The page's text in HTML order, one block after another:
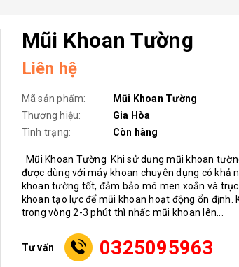
Mũi Khoan Tường
Liên hệ
Mã sản phẩm:
Mũi Khoan Tường
Thương hiệu:
Gia Hòa
Tình trạng:
Còn hàng
Mũi Khoan Tường Khi sử dụng mũi khoan
được dùng với máy khoan chuyên dụng có khả
khoan tường tốt, đảm bảo mô men xoắn và
khoan tạo lực để mũi khoan hoạt động ổn định.
trong vòng 2-3 phút thì nhấc mũi khoan lên...
Tư vấn 0325095963